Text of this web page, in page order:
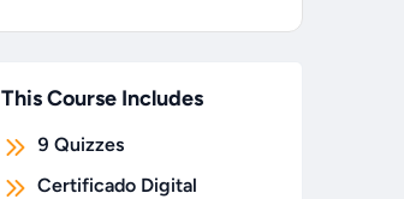
This Course Includes
9 Quizzes
Certificado Digital